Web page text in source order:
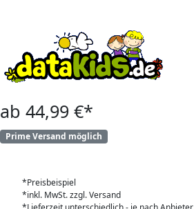
ab 44,99 €*
Prime Versand möglich
*Preisbeispiel
*inkl. MwSt. zzgl. Versand